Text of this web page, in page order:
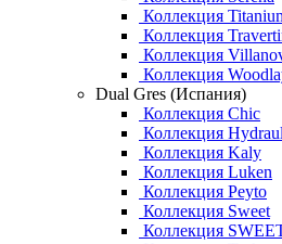
Коллекция
Коллекция
Коллекция
Коллекция
Dual Gres (Испания)
Коллекция Chic
Коллекция
Коллекция Kaly
Коллекция Luken
Коллекция Peyto
Коллекция Sweet
Коллекция